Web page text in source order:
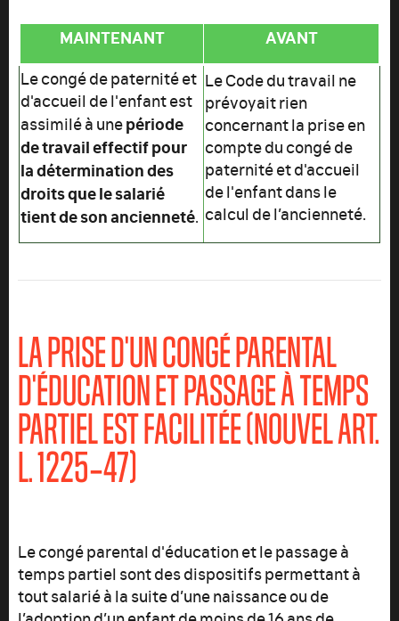
MAINTENANT AVANT
Le congé de paternité et
d'accueil de l'enfant est
assimilé à unepériode
de travail effectif pour
la détermination des
droits que le salarié
tient de son ancienneté.
Le Code du travail ne
prévoyait rien
concernant la prise en
compte du congé de
paternité et d'accueil
de l'enfant dans le
calcul de l’ancienneté.
LA PRISE D'UN CONGÉ PARENTAL
D'ÉDUCATION ET PASSAGE À TEMPS
PARTIEL EST FACILITÉE(NOUVEL ART.
L. 1225‑47)
Le congé parental d'éducation et le passage à
temps partiel sont des dispositifs permettant à
tout salarié à la suite d’une naissance ou de